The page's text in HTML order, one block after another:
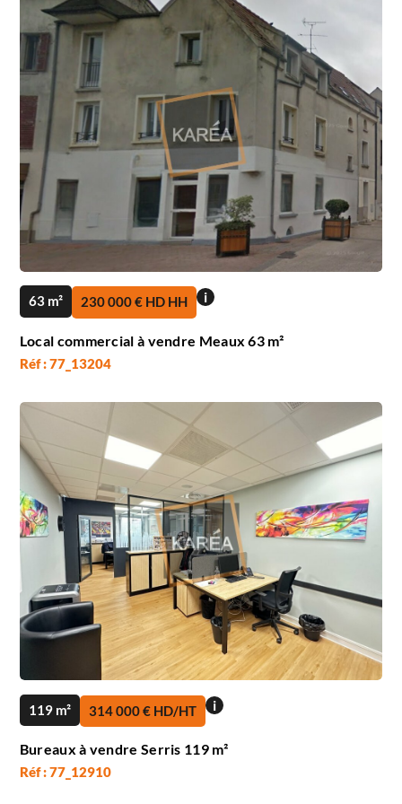
63 m² 230 000 € HD HH i
Local commercial à vendre Meaux 63 m²
Réf : 77_13204
119 m² 314 000 € HD/HT i
Bureaux à vendre Serris 119 m²
Réf : 77_12910